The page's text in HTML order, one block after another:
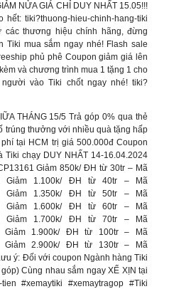
NỬA GIÁ CHỈ DUY NHẤT 15.05!!!
tiki?thuong-hieu-chinh-hang-tiki
thương hiệu chính hãng, đừng
Tiki mua sắm ngay nhé! Flash sale
phủ phê Coupon giảm giá lên
và chương trình mua 1 tặng 1 cho
vào Tiki chốt ngay nhé! tiki?
THÁNG 15/5 Trả góp 0% qua thẻ
trúng thưởng với nhiều quà tặng hấp
tại HCM trị giá 500.000đ Coupon
chạy DUY NHẤT 14-16.04.2024
Giảm 850k/ ĐH từ 30tr – Mã
Giảm 1.100k/ ĐH từ 40tr – Mã
Giảm 1.350k/ ĐH từ 50tr – Mã
Giảm 1.600k/ ĐH từ 60tr – Mã
Giảm 1.700k/ ĐH từ 70tr – Mã
Giảm 1.900k/ ĐH từ 100tr – Mã
Giảm 2.900k/ ĐH từ 130tr – Mã
ý: Đối với coupon Ngành hàng Tiki
Cùng nhau sắm ngay XẾ XỊN tại
#xemaytiki #xemaytragop #Tiki